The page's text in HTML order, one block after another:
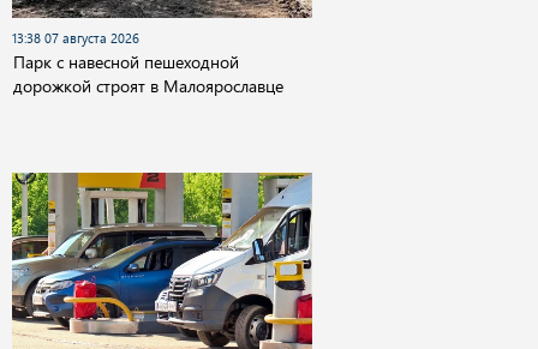
13:38 07 августа 2026
Парк с навесной пешеходной
дорожкой строят в Малоярославце